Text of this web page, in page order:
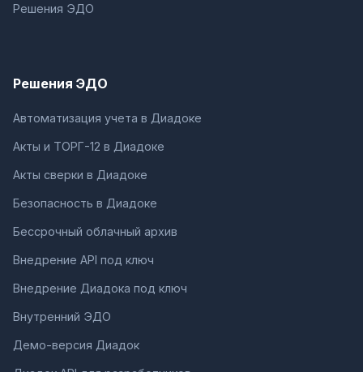
Решения ЭДО
Решения ЭДО
Автоматизация учета в Диадоке
Акты и ТОРГ-12 в Диадоке
Акты сверки в Диадоке
Безопасность в Диадоке
Бессрочный облачный архив
Внедрение API под ключ
Внедрение Диадока под ключ
Внутренний ЭДО
Демо-версия Диадок